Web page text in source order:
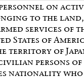
on
to the land,
services of
States of
territory of
persons
nationality who